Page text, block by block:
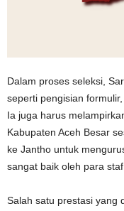
Dalam proses seleksi,
seperti pengisian
Ia juga harus
Kabupaten Aceh Besar
ke Jantho untuk
sangat baik oleh para
Salah satu prestasi yang